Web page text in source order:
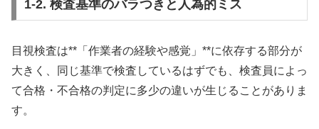
1-2. 検査基準のバラつきと人為的ミス
目視検査は**「作業者の経験や感覚」**に依存する部分が
大きく、同じ基準で検査しているはずでも、検査員によっ
て合格・不合格の判定に多少の違いが生じることがありま
す。